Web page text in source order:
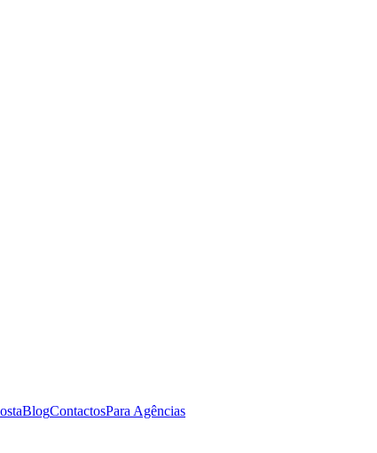
BlogContactosPara Agências